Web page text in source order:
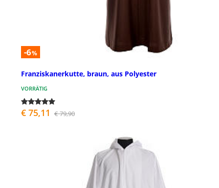
-6%
Franziskanerkutte, braun, aus Polyester
VORRÄTIG
€ 75,11 € 79,90